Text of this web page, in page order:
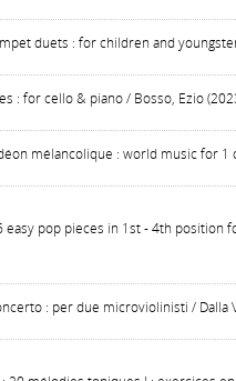
duets : for children and
: for cello & piano / Bosso, Ezio
mélancolique : world music for 1
easy pop pieces in 1st - 4th position
: per due microviolinisti / Dalla